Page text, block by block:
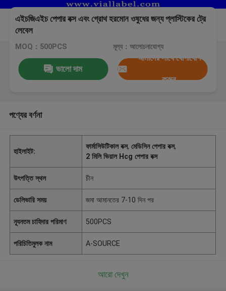
এইচজিএইচ পেপার বক্স এবং গ্রোথ হরমোন ওষুধের জন্য প্লাস্টিকের ট্রে
লেবেল
MOQ：500PCS মূল্য：আলোচনাযোগ্য
ভালো দাম
আমাদের সাথে যোগাযোগ
করুন
পণ্যের বর্ণনা
হাইলাইট:
ফার্মাসিউটিকাল বক্স,মেডিসিন পেপার বক্স,
2 মিলি ভিয়াল Hcg পেপার বক্স
উৎপত্তি স্থল চীন
ডেলিভারি সময় জমা আমানতের 7-10 দিন পর
ন্যূনতম চাহিদার পরিমাণ 500PCS
পরিচিতিমুলক নাম A-SOURCE
আরো দেখুন